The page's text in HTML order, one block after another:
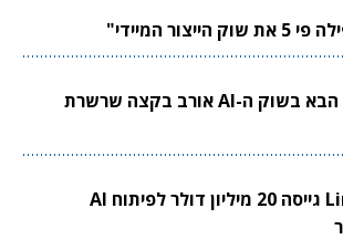
המיידי"
צוואר הבקבוק הבא בשוק ה-AI אורב בקצה שרשרת
Limitless Labs גייסה 20 מיליון דולר לפיתוח AI